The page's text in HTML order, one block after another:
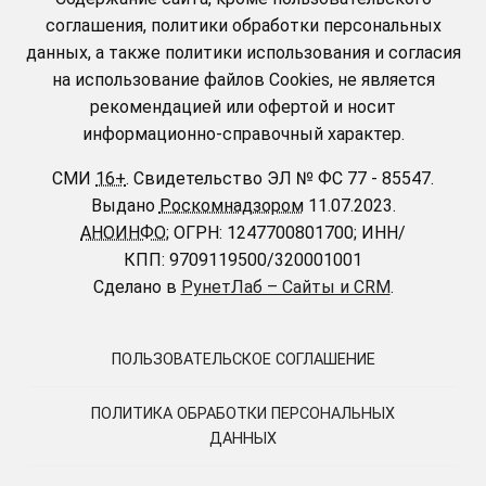
соглашения, политики обработки персональных
данных, а также политики использования и согласия
на использование файлов Cookies, не является
рекомендацией или офертой и носит
информационно-справочный характер.
СМИ 16+. Свидетельство ЭЛ № ФС 77 - 85547.
Выдано Роскомнадзором11.07.2023.
АНОИНФО; ОГРН: 1247700801700; ИНН/
КПП: 9709119500/320001001
Сделано в РунетЛаб – Сайты и CRM.
ПОЛЬЗОВАТЕЛЬСКОЕ СОГЛАШЕНИЕ
ПОЛИТИКА ОБРАБОТКИ ПЕРСОНАЛЬНЫХ
ДАННЫХ